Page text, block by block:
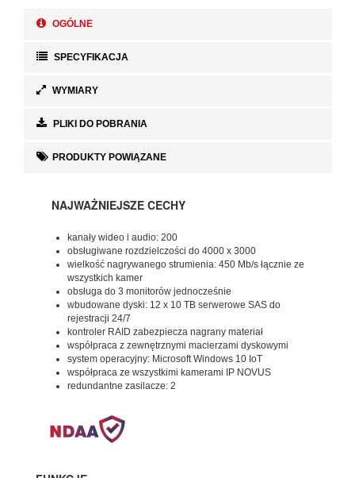
OGÓLNE
SPECYFIKACJA
WYMIARY
PLIKI DO POBRANIA
PRODUKTY POWIĄZANE
NAJWAŻNIEJSZE CECHY
kanały wideo i audio: 200
obsługiwane rozdzielczości do 4000 x 3000
wielkość nagrywanego strumienia: 450 Mb/s łącznie ze
wszystkich kamer
obsługa do 3 monitorów jednocześnie
wbudowane dyski: 12 x 10 TB serwerowe SAS do
rejestracji 24/7
kontroler RAID zabezpiecza nagrany materiał
współpraca z zewnętrznymi macierzami dyskowymi
system operacyjny: Microsoft Windows 10 IoT
współpraca ze wszystkimi kamerami IP NOVUS
redundantne zasilacze: 2